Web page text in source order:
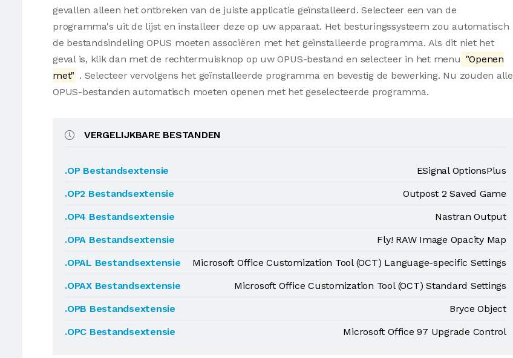
gevallen alleen het ontbreken van de juiste applicatie geïnstalleerd. Selecteer een van de
programma's uit de lijst en installeer deze op uw apparaat. Het besturingssysteem zou automatisch
de bestandsindeling OPUS moeten associëren met het geïnstalleerde programma. Als dit niet het
geval is, klik dan met de rechtermuisknop op uw OPUS-bestand en selecteer in het menu "Openen
met" . Selecteer vervolgens het geïnstalleerde programma en bevestig de bewerking. Nu zouden alle
OPUS-bestanden automatisch moeten openen met het geselecteerde programma.
VERGELIJKBARE BESTANDEN
.OP Bestandsextensie
ESignal OptionsPlus
.OP2 Bestandsextensie
Outpost 2 Saved Game
.OP4 Bestandsextensie
Nastran Output
.OPA Bestandsextensie
Fly! RAW Image Opacity Map
.OPAL Bestandsextensie
Microsoft Office Customization Tool (OCT) Language-specific Settings
.OPAX Bestandsextensie
Microsoft Office Customization Tool (OCT) Standard Settings
.OPB Bestandsextensie
Bryce Object
.OPC Bestandsextensie
Microsoft Office 97 Upgrade Control